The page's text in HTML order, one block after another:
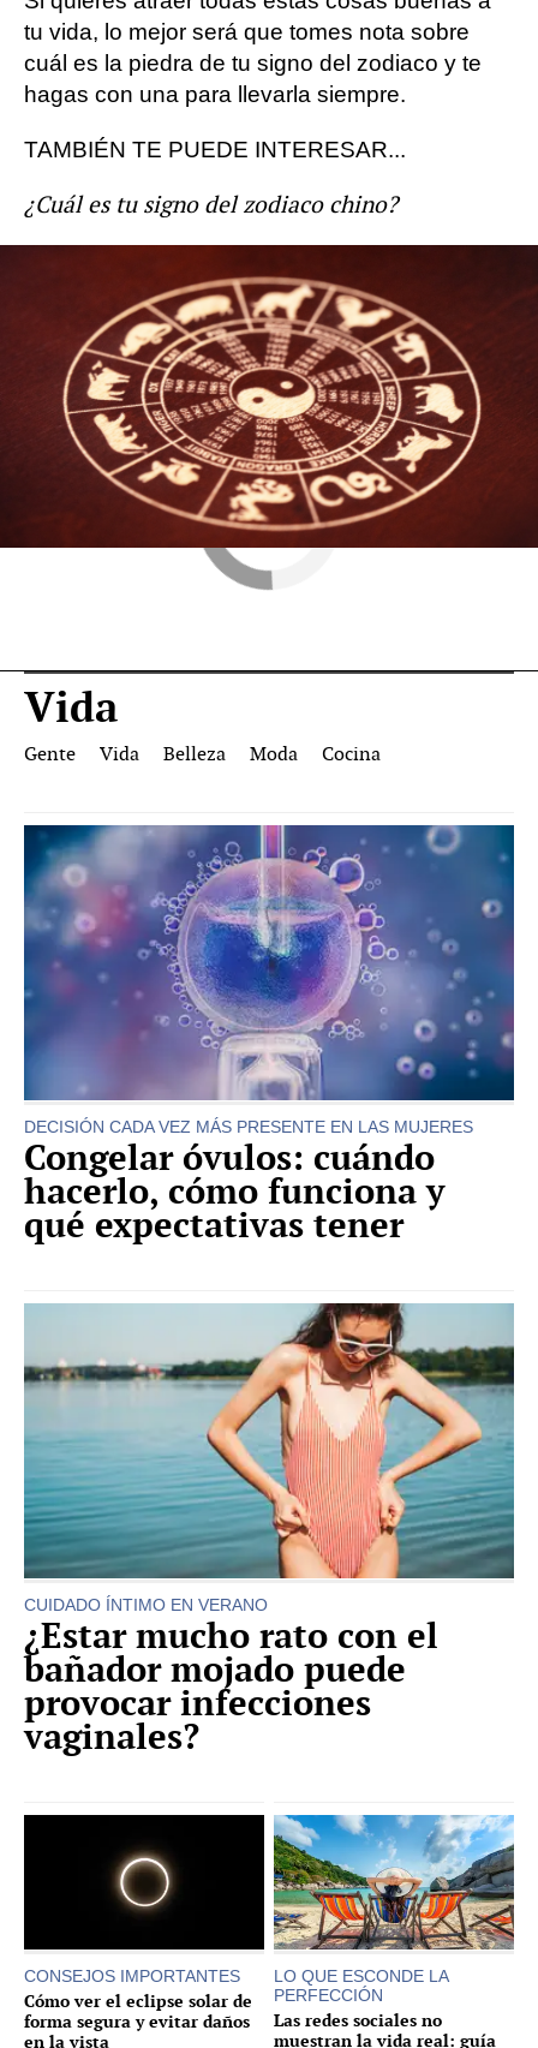
tu vida, lo mejor será que tomes nota sobre
cuál es la piedra de tu signo del zodiaco y te
hagas con una para llevarla siempre.
TAMBIÉN TE PUEDE INTERESAR...
¿Cuál es tu signo del zodiaco chino?
Horóscopo salud mental
Vida
Gente Vida Belleza Moda Cocina
DECISIÓN CADA VEZ MÁS PRESENTE EN LAS MUJERES
Congelar óvulos: cuándo
hacerlo, cómo funciona y
qué expectativas tener
CUIDADO ÍNTIMO EN VERANO
¿Estar mucho rato con el
bañador mojado puede
provocar infecciones
vaginales?
CONSEJOS IMPORTANTES
Cómo ver el eclipse solar de
forma segura y evitar daños
en la vista
LO QUE ESCONDE LA
PERFECCIÓN
Las redes sociales no
muestran la vida real: guía